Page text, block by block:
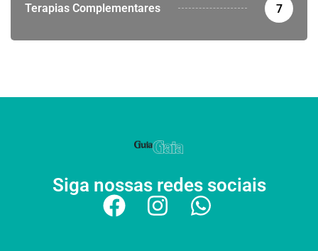
Terapias Complementares 7
Siga nossas redes sociais